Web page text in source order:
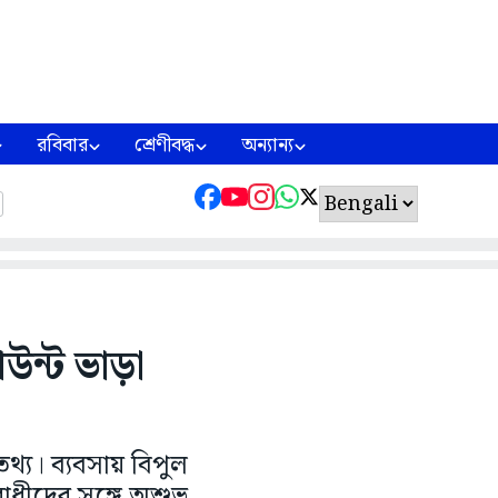
রবিবার শ্রেণীবদ্ধ অন্যান্য
ভাড়া
ব্যবসায় বিপুল